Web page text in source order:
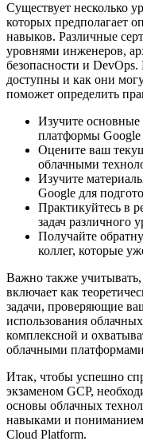
Существует несколько
которых предполагает
навыков. Различные
уровнями инженеров,
безопасности и
доступны и как они
поможет определить
Изучите
платформы Google
Оцените ваш
облачными
Изучите
Google для
Практикуйтесь в
задач различного
Получайте
коллег, которые
Важно также
включает как
задачи, проверяющие
использования
комплексной и
облачными
Итак, чтобы успешно
экзаменом GCP,
основы облачных
навыками и
Cloud Platform.